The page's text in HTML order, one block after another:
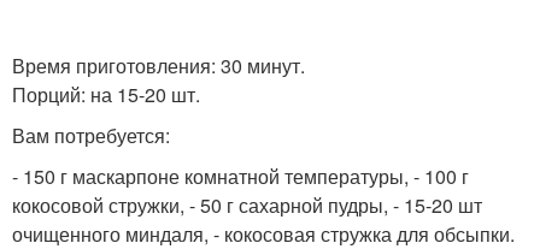
Время приготовления: 30 минут.
Порций: на 15-20 шт.
Вам потребуется:
- 150 г маскарпоне комнатной температуры, - 100 г
кокосовой стружки, - 50 г сахарной пудры, - 15-20 шт
очищенного миндаля, - кокосовая стружка для обсыпки.